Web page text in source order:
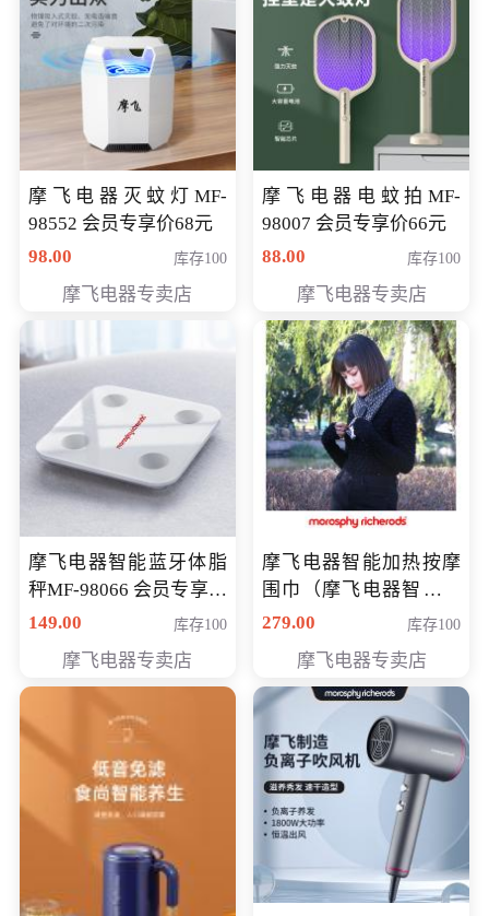
摩飞电器灭蚊灯MF-
98552 会员专享价68元
98.00
库存100
摩飞电器专卖店
摩飞电器电蚊拍MF-
98007 会员专享价66元
88.00
库存100
摩飞电器专卖店
摩飞电器智能蓝牙体脂
秤MF-98066 会员专享价
98元
149.00 库存100
摩飞电器专卖店
摩飞电器智能加热按摩
围巾（摩飞电器智能加
热按摩围脖） 会员专享
279.00 库存100
摩飞电器专卖店